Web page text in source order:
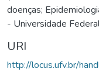
doenças;
- Universidade
URI
http://locus.ufv.br/